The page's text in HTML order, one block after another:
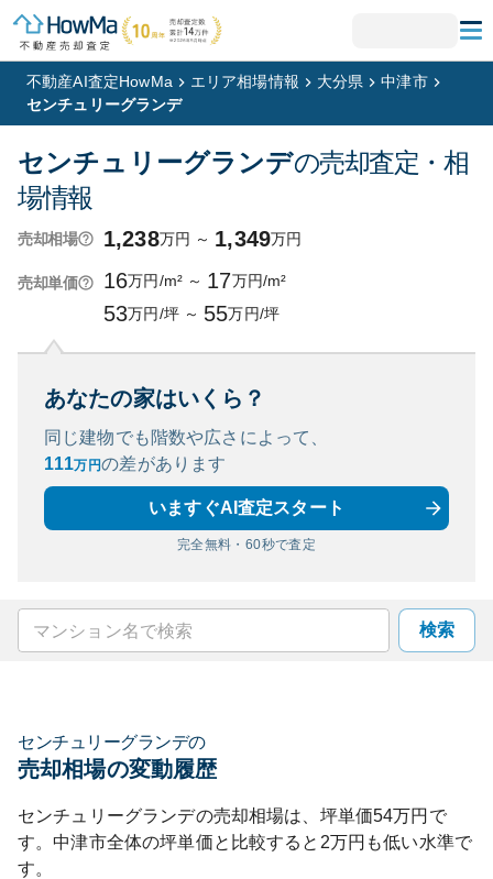
不動産AI査定HowMa エリア相場情報 大分県
中津市
センチュリーグランデ
センチュリーグランデの売却査定・相
場情報
売却相場 1,238万円 ～ 1,349万円
売却単価 16万円/m² ～ 17万円/m²
53万円/坪 ～ 55万円/坪
あなたの家はいくら？
同じ建物でも階数や広さによって、
111万円の差があります
いますぐAI査定スタート
完全無料・60秒で査定
検索
センチュリーグランデの
売却相場の変動履歴
センチュリーグランデの売却相場は、坪単価54万円で
す。中津市全体の坪単価と比較すると 2万円も低い水準で
す。